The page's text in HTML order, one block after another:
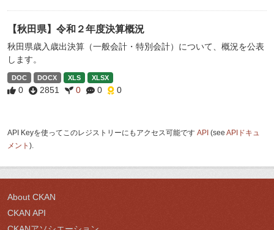
【秋田県】令和２年度決算概況
秋田県歳入歳出決算（一般会計・特別会計）について、概況を公表
します。
DOC DOCX XLS XLSX
0 2851 0 0 0
API Keyを使ってこのレジストリーにもアクセス可能です API (see APIドキュ
メント ).
About CKAN
CKAN API